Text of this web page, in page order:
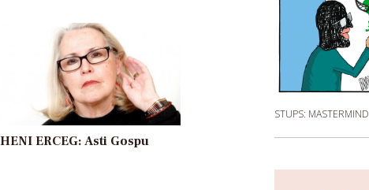
HENI ERCEG: Asti Gospu
STUPS: MASTERMIND